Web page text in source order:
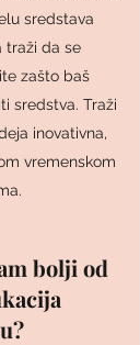
sredstava
traži da se
zašto baš
sredstva. Traži
inovativna,
vremenskom
bolji od